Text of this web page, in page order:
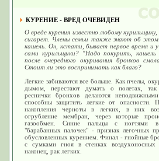
КУРЕНИЕ - ВРЕД ОЧЕВИДЕН
О вреде курения известно любому
сигарет. Члены семьи также знают об
кашель. Он, кстати, бывает первое время
сами курильщики? "Надо покурить,
после очередного окуривания бронхов
Стоит ли это воспринимать как благо?
Легкие забиваются все больше. Как пчелы,
дымом, перестают думать о полетах,
реснички бронхов делаются
способны защитить легкие от опасности.
накопления черноты в легких, в них
огрубление мембран, через которые
газообмен. Синие пальцы с ногтями
"барабанных палочек" - признак легочных
обусловленных курением. Финал - гнойные
с сумками гноя в стенках воздухоносных
наконец, рак легких.